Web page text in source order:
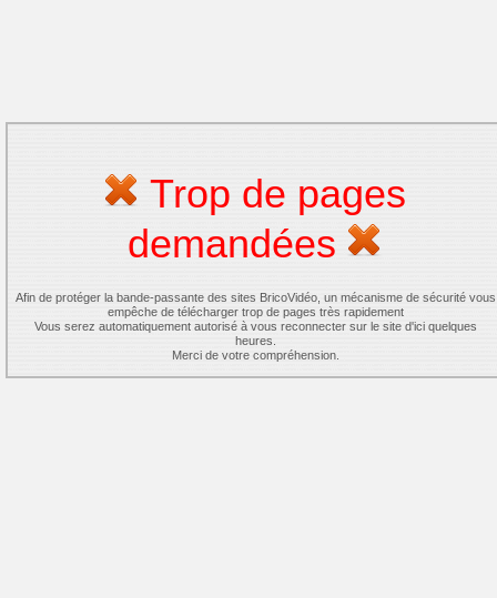
Trop de pages
demandées
Afin de protéger la bande-passante des sites BricoVidéo, un mécanisme de sécurité vous
empêche de télécharger trop de pages très rapidement
Vous serez automatiquement autorisé à vous reconnecter sur le site d'ici quelques
heures.
Merci de votre compréhension.